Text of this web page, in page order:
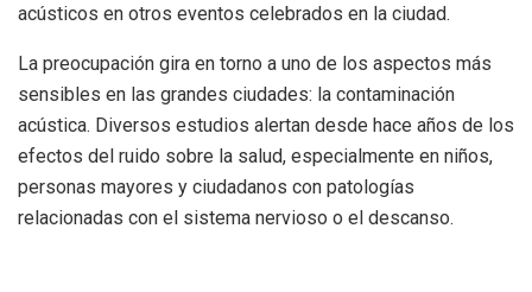
acústicos en otros eventos celebrados en la ciudad.
La preocupación gira en torno a uno de los aspectos más
sensibles en las grandes ciudades: la contaminación
acústica. Diversos estudios alertan desde hace años de los
efectos del ruido sobre la salud, especialmente en niños,
personas mayores y ciudadanos con patologías
relacionadas con el sistema nervioso o el descanso.